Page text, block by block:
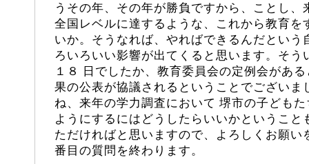
うその年、その年が勝負ですから、ことし、
全国レベルに達するような、これから教育を
いか。そうなれば、やればできるんだという
ろいろいい影響が出てくると思います。そう
１８ 日でしたか、教育委員会の定例会があ
果の公表が協議されるということでございま
ね、来年の学力調査において 堺市の子ども
ようにするにはどうしたらいいかということ
ただければと思いますので、よろしくお願い
番目の質問を終わります。